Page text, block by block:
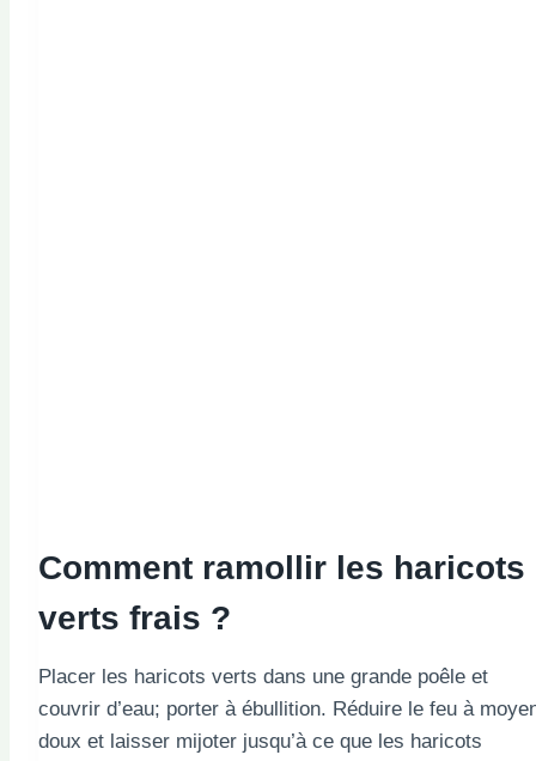
Comment ramollir les haricots
verts frais ?
Placer les haricots verts dans une grande poêle et
couvrir d’eau; porter à ébullition. Réduire le feu à
doux et laisser mijoter jusqu’à ce que les haricots